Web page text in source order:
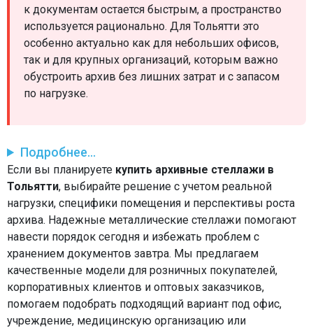
к документам остается быстрым, а пространство
используется рационально. Для Тольятти это
особенно актуально как для небольших офисов,
так и для крупных организаций, которым важно
обустроить архив без лишних затрат и с запасом
по нагрузке.
Подробнее...
Если вы планируете купить архивные стеллажи в
Тольятти, выбирайте решение с учетом реальной
нагрузки, специфики помещения и перспективы роста
архива. Надежные металлические стеллажи помогают
навести порядок сегодня и избежать проблем с
хранением документов завтра. Мы предлагаем
качественные модели для розничных покупателей,
корпоративных клиентов и оптовых заказчиков,
помогаем подобрать подходящий вариант под офис,
учреждение, медицинскую организацию или